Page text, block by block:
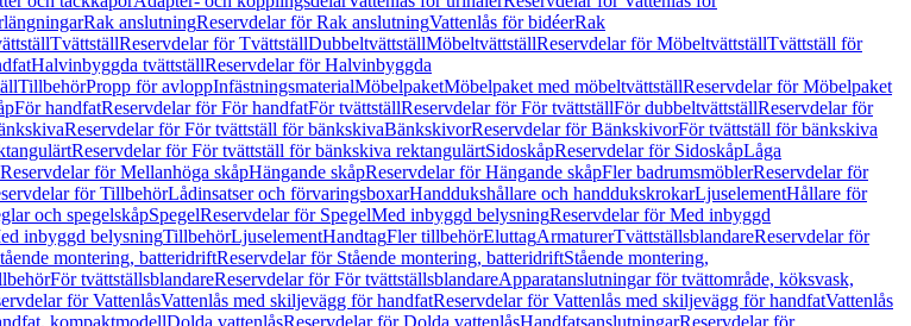
Rak anslutningReservdelar för Rak anslutningVattenlås för bidéerRak
TvättställReservdelar för TvättställDubbeltvättställMöbeltvättställReservdelar för MöbeltvättställTvättställ för
Halvinbyggda tvättställReservdelar för Halvinbyggda
TillbehörPropp för avloppInfästningsmaterialMöbelpaketMöbelpaket med möbeltvättställReservdelar för Möbelpaket
För handfatReservdelar för För handfatFör tvättställReservdelar för För tvättställFör dubbeltvättställReservdelar för
Reservdelar för För tvättställ för bänkskivaBänkskivorReservdelar för BänkskivorFör tvättställ för bänkskiva
Reservdelar för För tvättställ för bänkskiva rektangulärtSidoskåpReservdelar för SidoskåpLåga
Reservdelar för Mellanhöga skåpHängande skåpReservdelar för Hängande skåpFler badrumsmöblerReservdelar för
för TillbehörLådinsatser och förvaringsboxarHanddukshållare och handdukskrokarLjuselementHållare för
och spegelskåpSpegelReservdelar för SpegelMed inbyggd belysningReservdelar för Med inbyggd
inbyggd belysningTillbehörLjuselementHandtagFler tillbehörEluttagArmaturerTvättställsblandareReservdelar för
montering, batteridriftReservdelar för Stående montering, batteridriftStående montering,
För tvättställsblandareReservdelar för För tvättställsblandareApparatanslutningar för tvättområde, köksvask,
för VattenlåsVattenlås med skiljevägg för handfatReservdelar för Vattenlås med skiljevägg för handfatVattenlås
kompaktmodellDolda vattenlåsReservdelar för Dolda vattenlåsHandfatsanslutningarReservdelar för